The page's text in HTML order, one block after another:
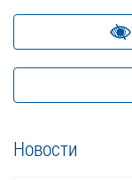
Новости